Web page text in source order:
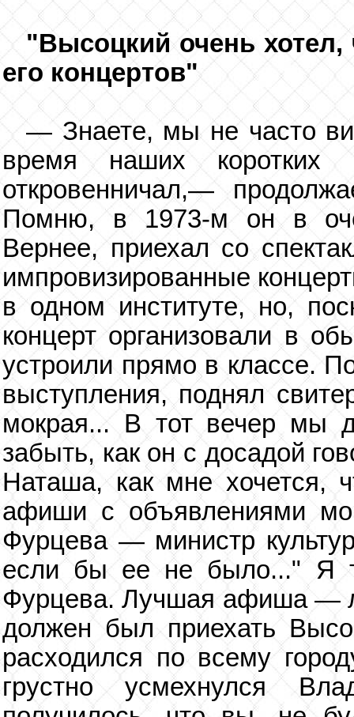
"Высоцкий очень
его концертов"
— Знаете, мы не часто
время наших
откровенничал,—
Помню, в 1973-м он в
Вернее, приехал со
импровизированные
в одном институте, но,
концерт организовали в
устроили прямо в классе.
выступления, поднял
мокрая... В тот вечер мы
забыть, как он с досадой
Наташа, как мне хочется,
афиши с объявлениями
Фурцева — министр
если бы ее не было..." Я
Фурцева. Лучшая афиша —
должен был приехать
расходился по всему
грустно усмехнулся